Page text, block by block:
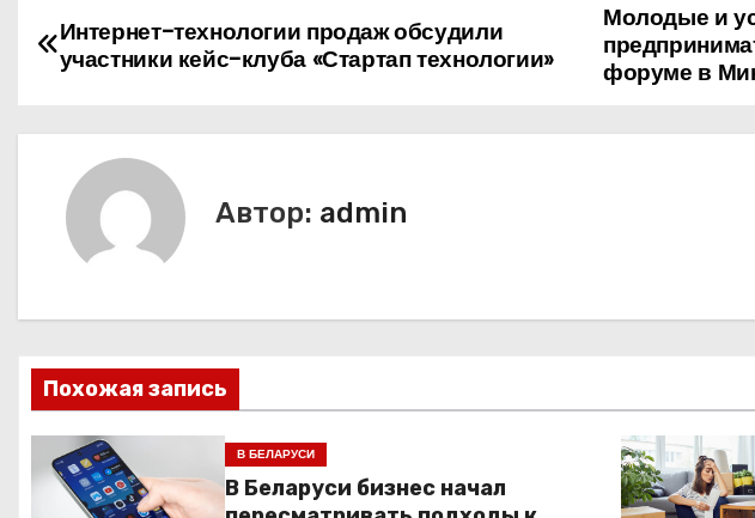
Н
в
ц
и
я
п
Молодые и
форуме в
Интернет-технологии продаж обсудили
участники кейс-клуба «Стартап технологии»
Автор: admin
Похожая запись
В БЕЛАРУСИ
В Беларуси бизнес начал